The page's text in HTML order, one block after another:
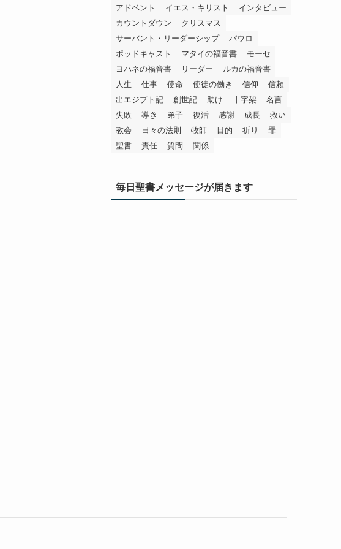
アドベント イエス・キリスト
インタビュー
カウントダウン
クリスマス
サーバント・リーダーシップ
パウロ
ポッドキャスト
マタイの福音書
モーセ
ヨハネの福音書
リーダー
ルカの福音書
人生
仕事 使命 使徒の働き 信仰
信頼
出エジプト記
創世記 助け 十字架
名言
失敗
導き 弟子 復活 感謝 成長
救い
教会
日々の法則 牧師 目的 祈り
罪
聖書
責任 質問 関係
毎日聖書メッセージが届きます